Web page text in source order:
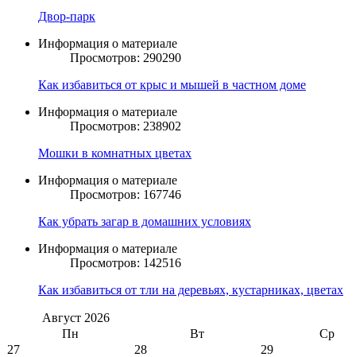
Двор-парк
Информация о материале
Просмотров: 290290
Как избавиться от крыс и мышей в частном доме
Информация о материале
Просмотров: 238902
Мошки в комнатных цветах
Информация о материале
Просмотров: 167746
Как убрать загар в домашних условиях
Информация о материале
Просмотров: 142516
Как избавиться от тли на деревьях, кустарниках, цветах
Август 2026
Пн
Вт
Ср
27
28 29